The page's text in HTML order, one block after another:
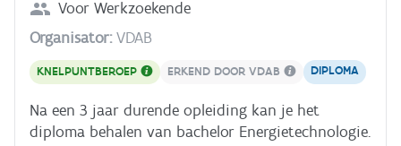
verschillende toestellen monteren en aansluiten.
Wat leer je? * Je verwerft de basisvaardigheden
voor het monteren van alle delen van een centrale
verwarming; * Je sluit verwarmingslichamen aan,
bevestigt leidingen op wanden, vloeren en
plafonds, isoleert en schildert buizen; * Je sluit
Voor Werkzoekende
Organisator:VDAB
KNELPUNTBEROEP ERKEND DOOR VDAB DIPLOMA
Na een 3 jaar durende opleiding kan je het
diploma behalen van bachelor Energietechnologie.